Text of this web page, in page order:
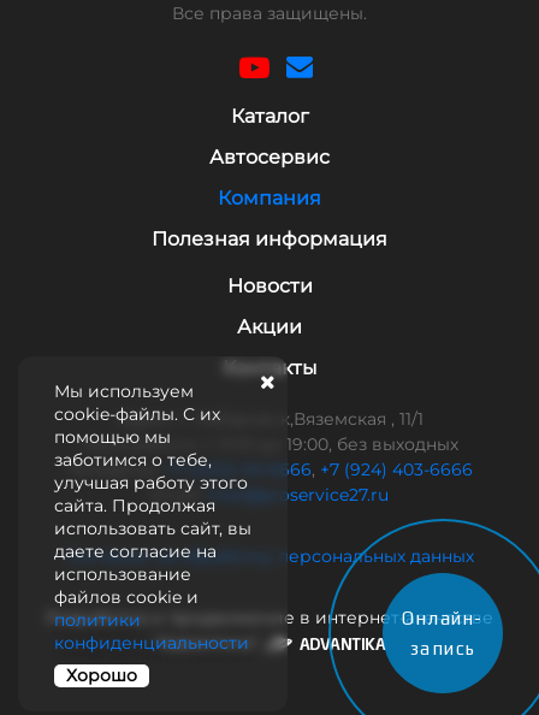
Все права защищены.
Каталог
Автосервис
Компания
Полезная информация
Новости
Акции
Контакты
Адрес: г. Хабаровск,Вяземская , 11/1
Часы работы: с 9:00 до 19:00, без выходных
Телефоны: +7 (4212) 93-6666, +7 (924) 403-6666
Email:mail@proservice27.ru
Согласие на обработку персональных данных
Разработка и продвижение в интернет-агентстве
"Адвантика"
Мы используем
cookie-файлы. С их
помощью мы
заботимся о тебе,
улучшая работу этого
сайта. Продолжая
использовать сайт, вы
даете согласие на
использование
файлов cookie и
политики
конфиденциальности
Хорошо
Онлайн-
запись